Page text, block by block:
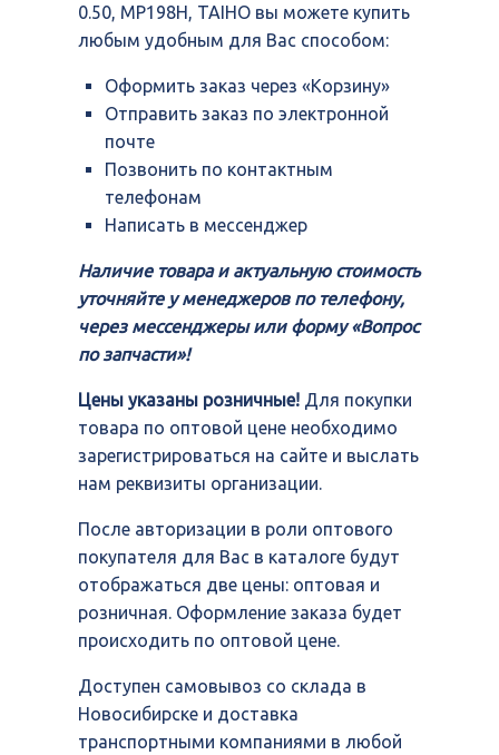
0.50, MP198H, TAIHO вы можете купить
любым удобным для Вас способом:
Оформить заказ через «Корзину»
Отправить заказ по электронной
почте
Позвонить по контактным
телефонам
Написать в мессенджер
Наличие товара и актуальную стоимость
уточняйте у менеджеров по телефону,
через мессенджеры или форму «Вопрос
по запчасти»!
Цены указаны розничные! Для покупки
товара по оптовой цене необходимо
зарегистрироваться на сайте и выслать
нам реквизиты организации.
После авторизации в роли оптового
покупателя для Вас в каталоге будут
отображаться две цены: оптовая и
розничная. Оформление заказа будет
происходить по оптовой цене.
Доступен самовывоз со склада в
Новосибирске и доставка
транспортными компаниями в любой